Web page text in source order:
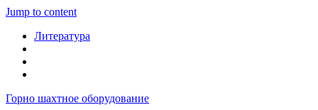
Jump to content
Литература
Горно шахтное оборудование